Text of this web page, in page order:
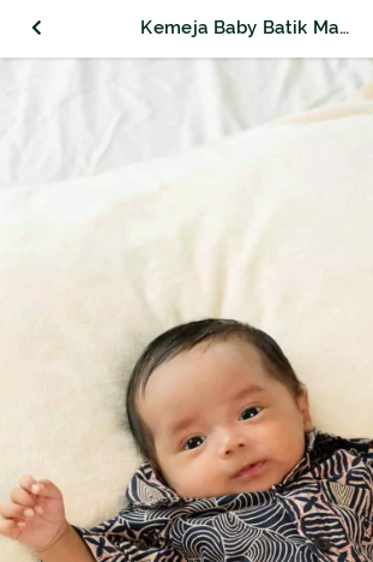
Kemeja Baby Batik Majapahit Lengan Pendek Motif Wajik